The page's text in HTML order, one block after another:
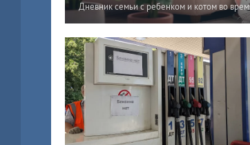
Дневник семьи с ребенком и котом во